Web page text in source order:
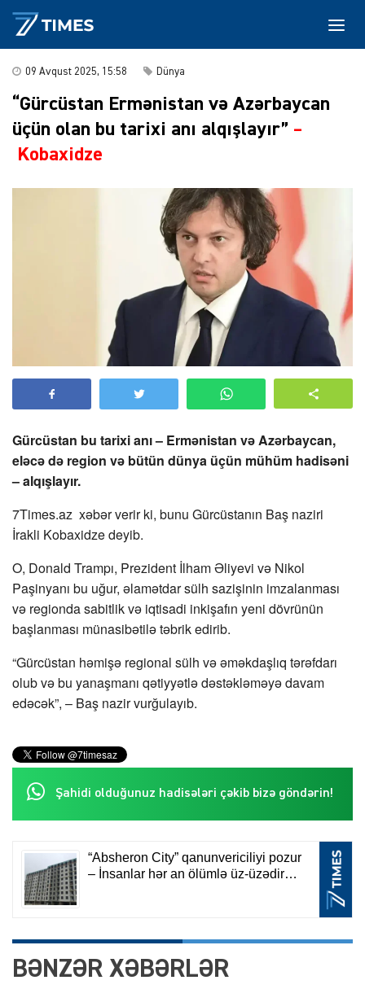
09 Avqust 2025, 15:58 Dünya
“Gürcüstan Ermənistan və Azərbaycan
üçün olan bu tarixi anı alqışlayır” –
Kobaxidze
Gürcüstan bu tarixi anı – Ermənistan və Azərbaycan,
eləcə də region və bütün dünya üçün mühüm hadisəni
– alqışlayır.
7Times.az xəbər verir ki, bunu Gürcüstanın Baş naziri
İrakli Kobaxidze deyib.
O, Donald Trampı, Prezident İlham Əliyevi və Nikol
Paşinyanı bu uğur, əlamətdar sülh sazişinin imzalanması
və regionda sabitlik və iqtisadi inkişafın yeni dövrünün
başlanması münasibətilə təbrik edirib.
“Gürcüstan həmişə regional sülh və əməkdaşlıq tərəfdarı
olub və bu yanaşmanı qətiyyətlə dəstəkləməyə davam
edəcək”, – Baş nazir vurğulayıb.
Şahidi olduğunuz hadisələri çəkib bizə göndərin!
BƏNZƏR XƏBƏRLƏR